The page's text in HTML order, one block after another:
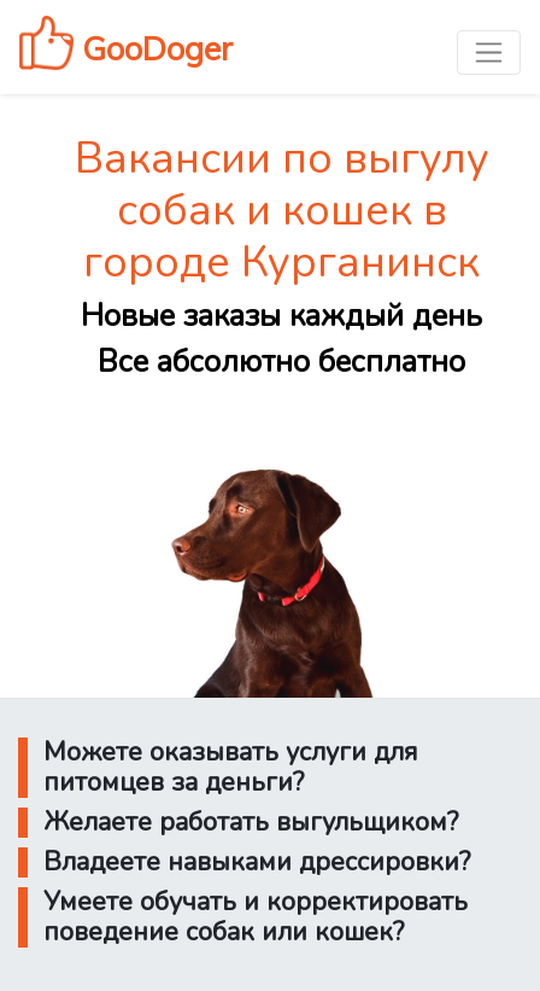
GooDoger
Вакансии по выгулу
собак и кошек в
городе Курганинск
Новые заказы каждый день
Все абсолютно бесплатно
Можете оказывать услуги для
питомцев за деньги?
Желаете работать выгульщиком?
Владеете навыками дрессировки?
Умеете обучать и корректировать
поведение собак или кошек?